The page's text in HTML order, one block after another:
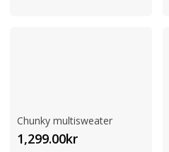
Chunky multisweater
1,299.00kr